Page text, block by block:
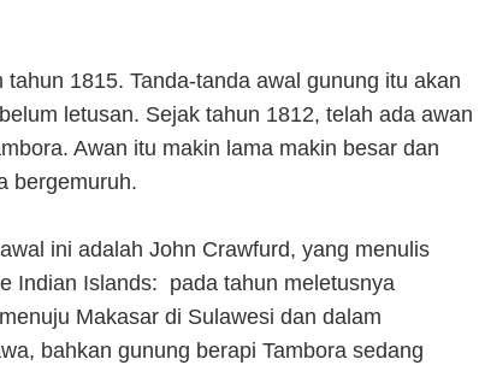
1815. Tanda-tanda awal gunung itu akan
letusan. Sejak tahun 1812, telah ada awan
Awan itu makin lama makin besar dan
bergemuruh.
ini adalah John Crawfurd, yang menulis
Indian Islands: pada tahun meletusnya
Makasar di Sulawesi dan dalam
bahkan gunung berapi Tambora sedang